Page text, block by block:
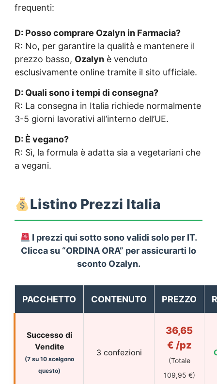
frequenti:
D: Posso comprare Ozalyn in Farmacia?
R: No, per garantire la qualità e mantenere il
prezzo basso, Ozalyn è venduto
esclusivamente online tramite il sito ufficiale.
D: Quali sono i tempi di consegna?
R: La consegna in Italia richiede normalmente
3-5 giorni lavorativi all’interno dell’UE.
D: È vegano?
R: Sì, la formula è adatta sia a vegetariani che
a vegani.
Listino Prezzi Italia
I prezzi qui sotto sono validi solo per IT.
Clicca su “ORDINA ORA” per assicurarti lo
sconto Ozalyn.
PACCHETTO CONTENUTO PREZZO
Successo di
Vendite
(7 su 10 scelgono
questo)
3 confezioni
36,65
€ /pz
(Totale
109,95 €)